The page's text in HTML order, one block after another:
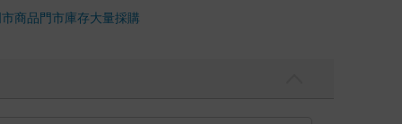
商品門市庫存大量採購